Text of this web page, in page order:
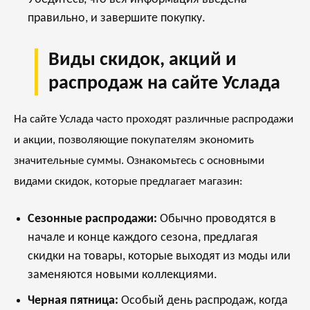
правильно, и завершите покупку.
Виды скидок, акций и
распродаж на сайте Услада
На сайте Услада часто проходят различные распродажи
и акции, позволяющие покупателям экономить
значительные суммы. Ознакомьтесь с основными
видами скидок, которые предлагает магазин:
Сезонные распродажи: Обычно проводятся в
начале и конце каждого сезона, предлагая
скидки на товары, которые выходят из моды или
заменяются новыми коллекциями.
Черная пятница: Особый день распродаж, когда